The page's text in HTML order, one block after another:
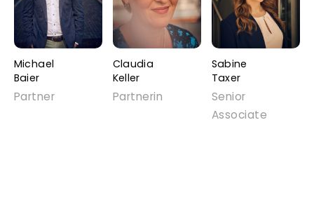
Michael
Baier
Partner
Claudia
Keller
Partnerin
Sabine
Taxer
Senior
Associate